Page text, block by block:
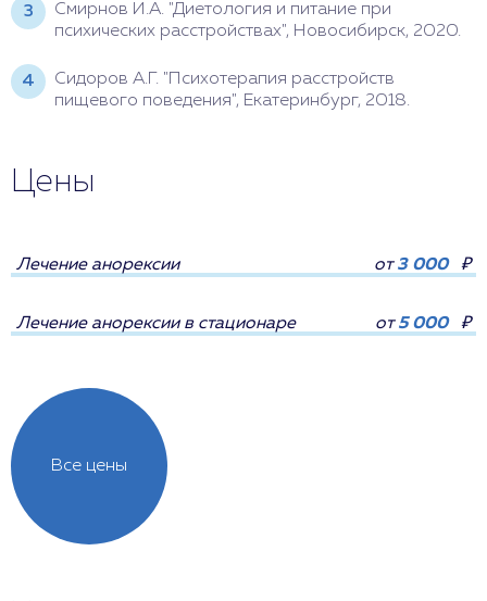
Смирнов И.А. "Диетология и питание при
психических расстройствах", Новосибирск, 2020.
Сидоров А.Г. "Психотерапия расстройств
пищевого поведения", Екатеринбург, 2018.
Цены
Все цены
Лечение анорексии от3 000 ₽
Лечение анорексии в стационаре от5 000 ₽